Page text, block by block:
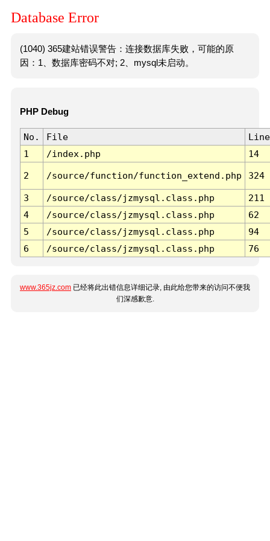
Database Error
(1040) 365建站错误警告：连接数据库失败，可能的原
因：1、数据库密码不对; 2、mysql未启动。
PHP Debug
No. File
Line
1
/index.php 14
2 /source/function/function_extend.php 324
3 /source/class/jzmysql.class.php
211
4
/source/class/jzmysql.class.php
62
5
/source/class/jzmysql.class.php
94
6
/source/class/jzmysql.class.php 76
www.365jz.com 已经将此出错信息详细记录, 由此给您带来的访问不便我
们深感歉意.